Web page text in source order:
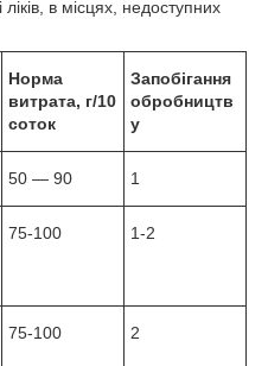
в місцях, недоступних
Норма
витрата, г/10
соток
Запобігання
обробництв
у
50 ― 90 1
75-100 1-2
75-100 2